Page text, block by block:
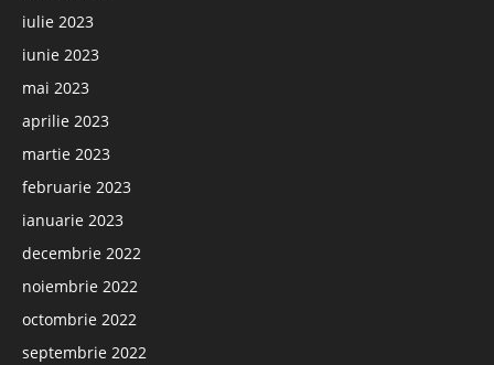
iulie 2023
iunie 2023
mai 2023
aprilie 2023
martie 2023
februarie 2023
ianuarie 2023
decembrie 2022
noiembrie 2022
octombrie 2022
septembrie 2022